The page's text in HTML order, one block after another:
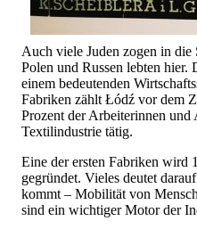
Auch viele Juden zogen in die
Polen und Russen lebten hier.
einem bedeutenden
Fabriken zählt Łódź vor dem
Prozent der Arbeiterinnen und
Textilindustrie tätig.
Eine der ersten Fabriken wird
gegründet. Vieles deutet
kommt – Mobilität von
sind ein wichtiger Motor der